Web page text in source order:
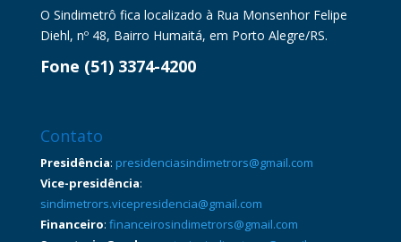
O Sindimetrô fica localizado à Rua Monsenhor Felipe
Diehl, nº 48, Bairro Humaitá, em Porto Alegre/RS.
Fone (51) 3374-4200
Contato
Presidência: presidenciasindimetrors@gmail.com
Vice-presidência:
sindimetrors.vicepresidencia@gmail.com
Financeiro: financeirosindimetrors@gmail.com